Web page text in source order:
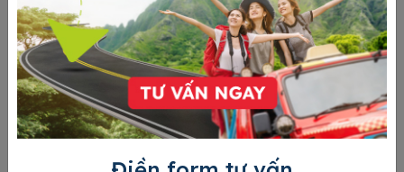
Visa diện doanh nhân sẽ chỉ được cấp cho công dân ở nước